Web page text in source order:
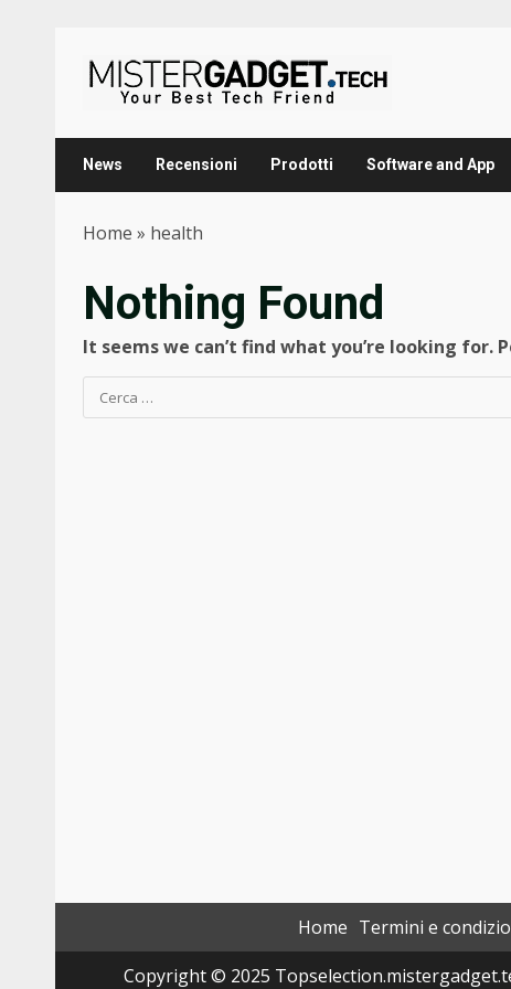
content
News Recensioni Prodotti Software and App
Home » health
Nothing Found
It seems we can’t find what you’re looking for.
Ricerca
per:
Home Termini e
Copyright © 2025